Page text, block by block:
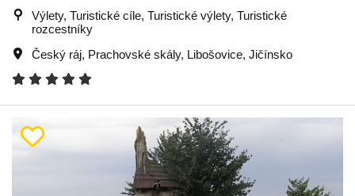
Výlety, Turistické cíle, Turistické výlety, Turistické
rozcestníky
Český ráj, Prachovské skály, Libošovice, Jičínsko